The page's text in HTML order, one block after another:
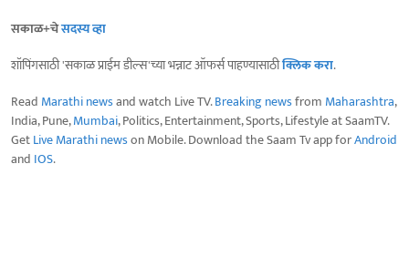
सकाळ+चेसदस्य व्हा
शॉपिंगसाठी 'सकाळ प्राईम डील्स'च्या भन्नाट ऑफर्स पाहण्यासाठीक्लिक करा.
Read Marathi newsand watch Live TV.Breaking newsfrom Maharashtra,
India, Pune,Mumbai, Politics, Entertainment, Sports, Lifestyle at SaamTV.
GetLive Marathi newson Mobile. Download the Saam Tv app forAndroid
and IOS.